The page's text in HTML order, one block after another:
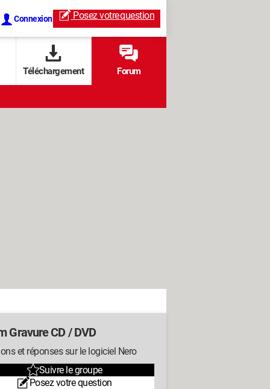
Connexion Posez votrequestion
Téléchargement Forum
Gravure CD / DVD
et réponses sur le logiciel Nero
Suivre le groupe
Posez votre question